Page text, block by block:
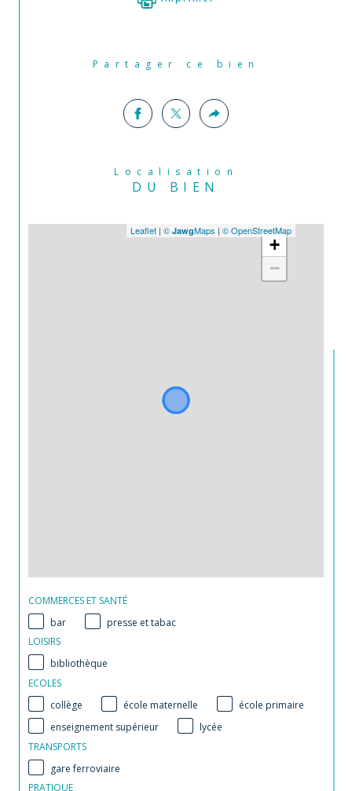
Partager ce bien
Localisation
DU BIEN
+
−
Leaflet | © JawgMaps | © OpenStreetMap
COMMERCES ET SANTÉ
bar
presse et tabac
LOISIRS
bibliothèque
ECOLES
collège
école maternelle
école primaire
enseignement supérieur
lycée
TRANSPORTS
gare ferroviaire
PRATIQUE